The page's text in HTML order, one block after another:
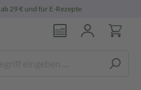
ab 29 € und für E-Rezepte